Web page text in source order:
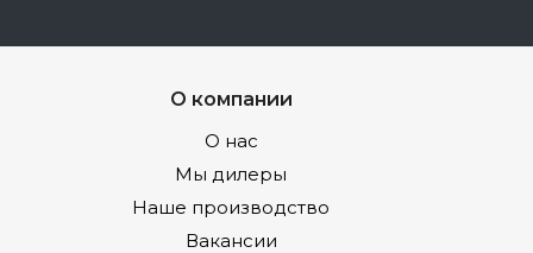
О компании
О нас
Мы дилеры
Наше производство
Вакансии